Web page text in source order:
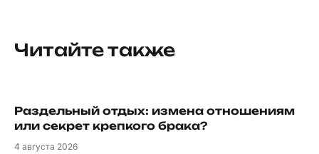
Читайте также
Раздельный отдых: измена отношениям
или секрет крепкого брака?
4 августа 2026